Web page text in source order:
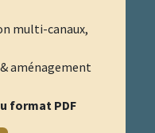
multi-canaux,
aménagement
format PDF